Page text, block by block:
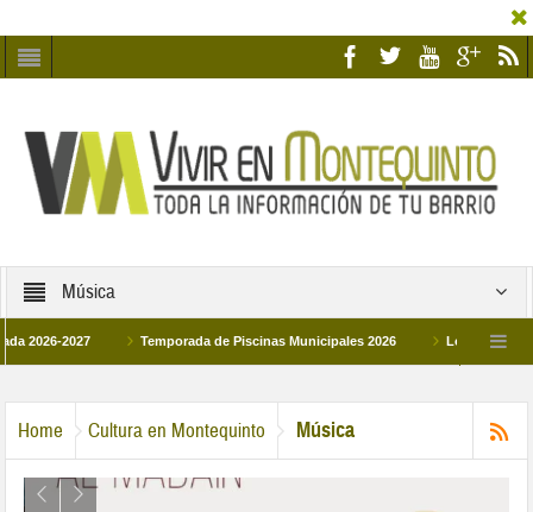
Música
2027 Temporada de Piscinas Municipales 2026 Los Campus de
Home Cultura en Montequinto Música